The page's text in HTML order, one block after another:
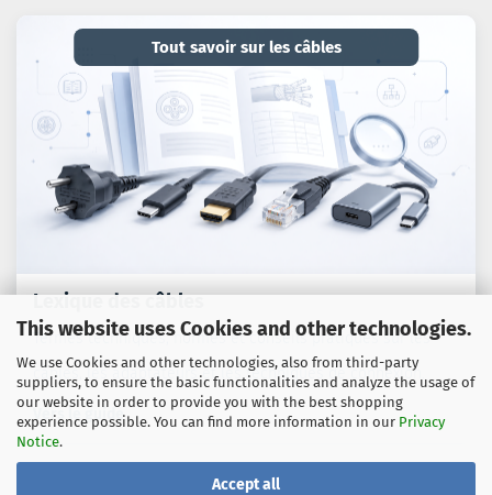
This website uses Cookies and other technologies.
We use Cookies and other technologies, also from third-party
suppliers, to ensure the basic functionalities and analyze the usage of
our website in order to provide you with the best shopping
experience possible. You can find more information in our Privacy
Notice.
Accept all
Tout savoir sur les câbles
Lexique des câbles
Termes techniques, normes et conseils pratiques sur les
câbles, les adaptateurs et les techniques de connexion.
Vers le guide